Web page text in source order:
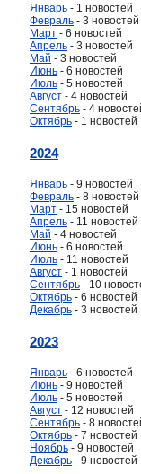
Январь - 1 новостей
Февраль - 3 новостей
Март - 6 новостей
Апрель - 3 новостей
Май - 3 новостей
Июнь - 6 новостей
Июль - 5 новостей
Август - 4 новостей
Сентябрь - 4
Октябрь - 1 новостей
2024
Январь - 9 новостей
Февраль - 8 новостей
Март - 15 новостей
Апрель - 11 новостей
Май - 4 новостей
Июнь - 6 новостей
Июль - 11 новостей
Август - 1 новостей
Сентябрь - 10
Октябрь - 6 новостей
Декабрь - 3 новостей
2023
Январь - 6 новостей
Июнь - 9 новостей
Июль - 5 новостей
Август - 12 новостей
Сентябрь - 8
Октябрь - 7 новостей
Ноябрь - 9 новостей
Декабрь - 9 новостей